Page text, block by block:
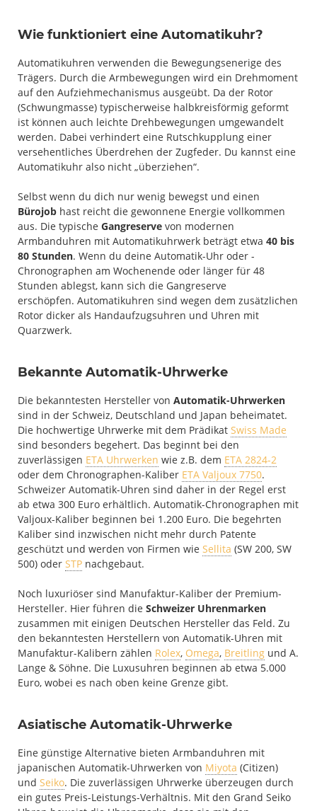
Wie funktioniert eine Automatikuhr?
Automatikuhren verwenden die Bewegungsenerige des
Trägers. Durch die Armbewegungen wird ein Drehmoment
auf den Aufziehmechanismus ausgeübt. Da der Rotor
(Schwungmasse) typischerweise halbkreisförmig geformt
ist können auch leichte Drehbewegungen umgewandelt
werden. Dabei verhindert eine Rutschkupplung einer
versehentliches Überdrehen der Zugfeder. Du kannst eine
Automatikuhr also nicht „überziehen“.
Selbst wenn du dich nur wenig bewegst und einen
Bürojob hast reicht die gewonnene Energie vollkommen
aus. Die typische Gangreserve von modernen
Armbanduhren mit Automatikuhrwerk beträgt etwa 40 bis
80 Stunden. Wenn du deine Automatik-Uhr oder -
Chronographen am Wochenende oder länger für 48
Stunden ablegst, kann sich die Gangreserve
erschöpfen. Automatikuhren sind wegen dem zusätzlichen
Rotor dicker als Handaufzugsuhren und Uhren mit
Quarzwerk.
Bekannte Automatik-Uhrwerke
Die bekanntesten Hersteller von Automatik-Uhrwerken
sind in der Schweiz, Deutschland und Japan beheimatet.
Die hochwertige Uhrwerke mit dem Prädikat Swiss Made
sind besonders begehert. Das beginnt bei den
zuverlässigen ETA Uhrwerken wie z.B. dem ETA 2824-2
oder dem Chronographen-Kaliber ETA Valjoux 7750.
Schweizer Automatik-Uhren sind daher in der Regel erst
ab etwa 300 Euro erhältlich. Automatik-Chronographen mit
Valjoux-Kaliber beginnen bei 1.200 Euro. Die begehrten
Kaliber sind inzwischen nicht mehr durch Patente
geschützt und werden von Firmen wie Sellita (SW 200, SW
500) oder STP nachgebaut.
Noch luxuriöser sind Manufaktur-Kaliber der Premium-
Hersteller. Hier führen die Schweizer Uhrenmarken
zusammen mit einigen Deutschen Hersteller das Feld. Zu
den bekanntesten Herstellern von Automatik-Uhren mit
Manufaktur-Kalibern zählen Rolex, Omega, Breitling und A.
Lange & Söhne. Die Luxusuhren beginnen ab etwa 5.000
Euro, wobei es nach oben keine Grenze gibt.
Asiatische Automatik-Uhrwerke
Eine günstige Alternative bieten Armbanduhren mit
japanischen Automatik-Uhrwerken von Miyota (Citizen)
und Seiko. Die zuverlässigen Uhrwerke überzeugen durch
ein gutes Preis-Leistungs-Verhältnis. Mit den Grand Seiko